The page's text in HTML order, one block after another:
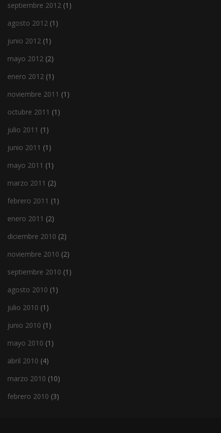
septiembre 2012 (1)
agosto 2012 (1)
junio 2012 (1)
mayo 2012 (2)
enero 2012 (1)
noviembre 2011 (1)
octubre 2011 (1)
julio 2011 (1)
junio 2011 (1)
mayo 2011 (1)
marzo 2011 (2)
febrero 2011 (1)
enero 2011 (2)
diciembre 2010 (2)
noviembre 2010 (2)
septiembre 2010 (1)
agosto 2010 (1)
julio 2010 (1)
junio 2010 (1)
mayo 2010 (1)
abril 2010 (4)
marzo 2010 (10)
febrero 2010 (3)